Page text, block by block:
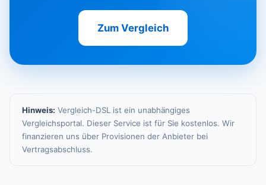
Zum Vergleich
Hinweis: Vergleich-DSL ist ein unabhängiges
Vergleichsportal. Dieser Service ist für Sie kostenlos. Wir
finanzieren uns über Provisionen der Anbieter bei
Vertragsabschluss.